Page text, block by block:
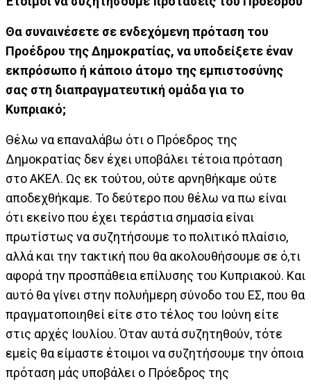
Θα συναινέσετε σε ενδεχόμενη πρόταση του
Προέδρου της Δημοκρατίας, να υποδείξετε έναν
εκπρόσωπο ή κάποιο άτομο της εμπιστοσύνης
σας στη διαπραγματευτική ομάδα για το
Κυπριακό;
Θέλω να επαναλάβω ότι ο Πρόεδρος της
Δημοκρατίας δεν έχει υποβάλει τέτοια πρόταση
στο ΑΚΕΛ. Ως εκ τούτου, ούτε αρνηθήκαμε ούτε
αποδεχθήκαμε. Το δεύτερο που θέλω να πω είναι
ότι εκείνο που έχει τεράστια σημασία είναι
πρωτίστως να συζητήσουμε το πολιτικό πλαίσιο,
αλλά και την τακτική που θα ακολουθήσουμε σε ό,τι
αφορά την προσπάθεια επίλυσης του Κυπριακού. Και
αυτό θα γίνει στην πολυήμερη σύνοδο του ΕΣ, που θα
πραγματοποιηθεί είτε στο τέλος του Ιούνη είτε
στις αρχές Ιουλίου. Όταν αυτά συζητηθούν, τότε
εμείς θα είμαστε έτοιμοι να συζητήσουμε την όποια
πρόταση μάς υποβάλει ο Πρόεδρος της